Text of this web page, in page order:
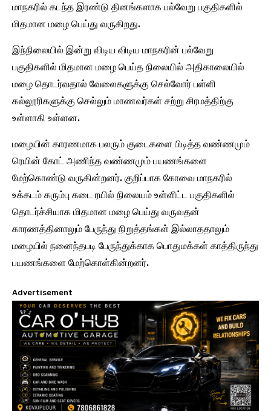
மாநகரில் கடந்த இரண்டு தினங்களாக பல்வேறு பகுதிகளில்
மிதமான மழை பெய்து வருகிறது.
இந்நிலையில் இன்று விடிய விடிய மாநகரின் பல்வேறு
பகுதிகளில் மிதமான மழை பெய்த நிலையில் அதிகாலையில்
மழை தொடர்வதால் வேலைகளுக்கு செல்வோர் பள்ளி
கல்லூரிகளுக்கு செல்லும் மாணவர்கள் சற்று சிரமத்திற்கு
உள்ளாகி உள்ளன.
மழையின் காரணமாக பலரும் குடைகளை பிடித்த வண்ணமும்
ரெயின் கோட் அணிந்த வண்ணமும் பயணங்களை
மேற்கொண்டு வருகின்றனர். குறிப்பாக கோவை மாநகரில்
உக்கடம் கரும்பு கடை ரயில் நிலையம் உள்ளிட்ட பகுதிகளில்
தொடர்ச்சியாக மிதமான மழை பெய்து வருவதன்
காரணத்தினாலும் பேருந்து நிறுத்தங்கள் இல்லாததாலும்
மழையில் நனைந்தபடி பேருந்துக்காக பொதுமக்கள் காத்திருந்து
பயணங்களை மேற்கொள்கின்றனர்.
Advertisement